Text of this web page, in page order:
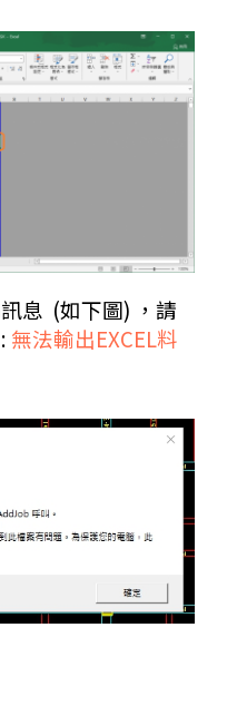
息 (如下圖) ，請
無法輸出EXCEL料